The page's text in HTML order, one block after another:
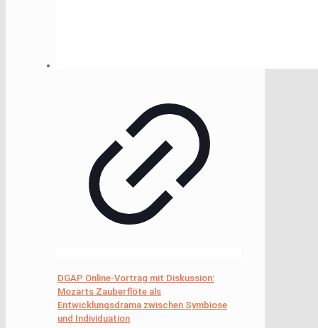
DGAP Online-Vortrag mit Diskussion:
Mozarts Zauberflöte als
Entwicklungsdrama zwischen Symbiose
und Individuation